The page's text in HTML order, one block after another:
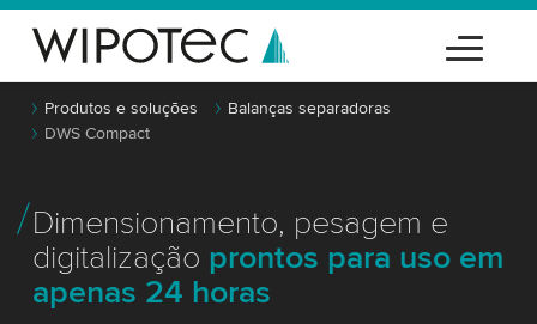
Produtos e soluções
Balanças separadoras
DWS Compact
Dimensionamento, pesagem e
digitalização prontos para uso em
apenas 24 horas